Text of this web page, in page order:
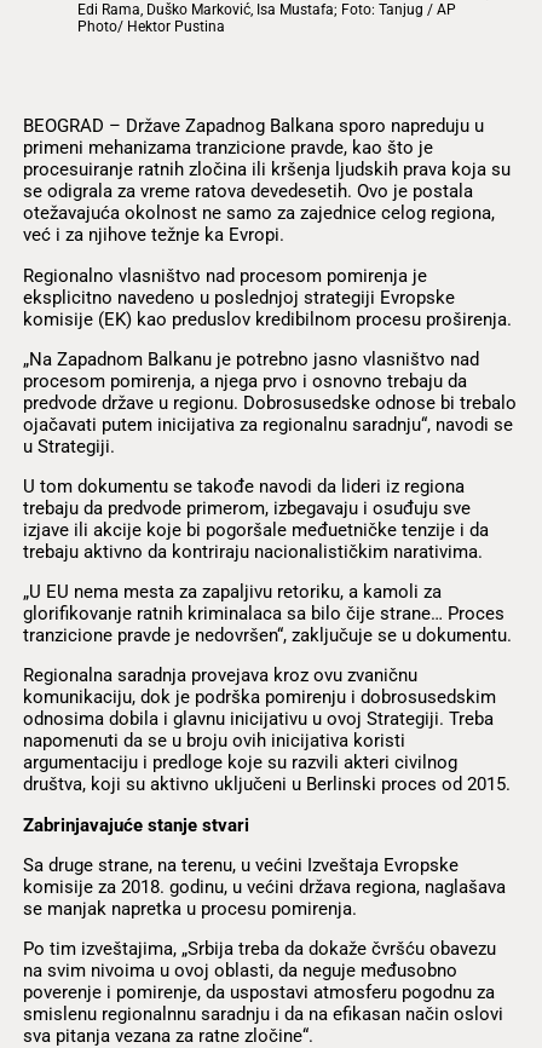
Edi Rama, Duško Marković, Isa Mustafa; Foto: Tanjug / AP
Photo/ Hektor Pustina
BEOGRAD – Države Zapadnog Balkana sporo napreduju u
primeni mehanizama tranzicione pravde, kao što je
procesuiranje ratnih zločina ili kršenja ljudskih prava koja su
se odigrala za vreme ratova devedesetih. Ovo je postala
otežavajuća okolnost ne samo za zajednice celog regiona,
već i za njihove težnje ka Evropi.
Regionalno vlasništvo nad procesom pomirenja je
eksplicitno navedeno u poslednjoj strategiji Evropske
komisije (EK) kao preduslov kredibilnom procesu proširenja.
„Na Zapadnom Balkanu je potrebno jasno vlasništvo nad
procesom pomirenja, a njega prvo i osnovno trebaju da
predvode države u regionu. Dobrosusedske odnose bi trebalo
ojačavati putem inicijativa za regionalnu saradnju“, navodi se
u Strategiji.
U tom dokumentu se takođe navodi da lideri iz regiona
trebaju da predvode primerom, izbegavaju i osuđuju sve
izjave ili akcije koje bi pogoršale međuetničke tenzije i da
trebaju aktivno da kontriraju nacionalističkim narativima.
„U EU nema mesta za zapaljivu retoriku, a kamoli za
glorifikovanje ratnih kriminalaca sa bilo čije strane… Proces
tranzicione pravde je nedovršen“, zaključuje se u dokumentu.
Regionalna saradnja provejava kroz ovu zvaničnu
komunikaciju, dok je podrška pomirenju i dobrosusedskim
odnosima dobila i glavnu inicijativu u ovoj Strategiji. Treba
napomenuti da se u broju ovih inicijativa koristi
argumentaciju i predloge koje su razvili akteri civilnog
društva, koji su aktivno uključeni u Berlinski proces od 2015.
Zabrinjavajuće stanje stvari
Sa druge strane, na terenu, u većini Izveštaja Evropske
komisije za 2018. godinu, u većini država regiona, naglašava
se manjak napretka u procesu pomirenja.
Po tim izveštajima, „Srbija treba da dokaže čvršću obavezu
na svim nivoima u ovoj oblasti, da neguje međusobno
poverenje i pomirenje, da uspostavi atmosferu pogodnu za
smislenu regionalnnu saradnju i da na efikasan način oslovi
sva pitanja vezana za ratne zločine“.